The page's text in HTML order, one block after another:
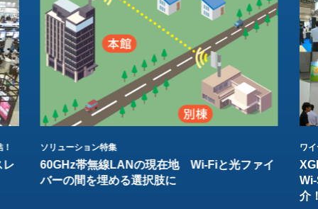
レ
ソリューション特集
60GHz帯無線LANの現在地 Wi-Fiと光ファイ
バーの間を埋める選択肢に
ワ
介